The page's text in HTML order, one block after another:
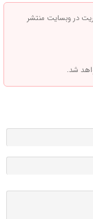
در وبسایت منتشر
شد.